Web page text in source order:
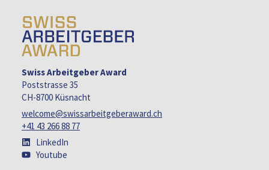
Swiss Arbeitgeber Award
Poststrasse 35
CH-8700 Küsnacht
welcome@swissarbeitgeberaward.ch
+41 43 266 88 77
LinkedIn
Youtube